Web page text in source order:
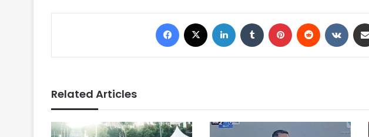
Related Articles